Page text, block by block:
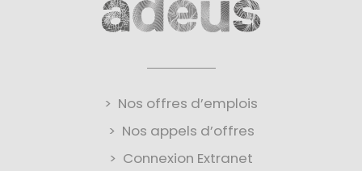
Nos offres d’emplois
Nos appels d’offres
Connexion Extranet